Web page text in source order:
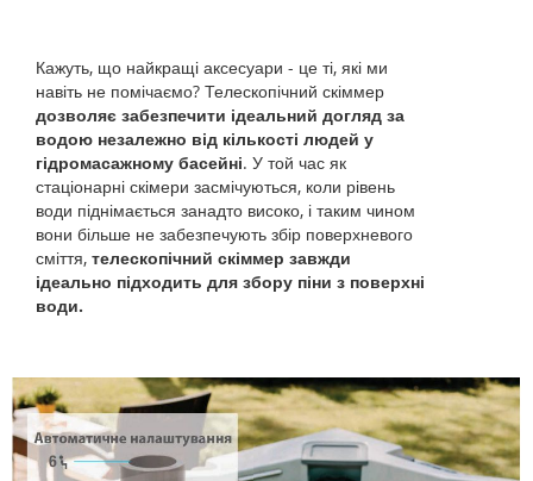
Кажуть, що найкращі аксесуари - це ті, які ми
навіть не помічаємо? Телескопічний скіммер
дозволяє забезпечити ідеальний догляд за
водою незалежно від кількості людей у
гідромасажному басейні. У той час як
стаціонарні скімери засмічуються, коли рівень
води піднімається занадто високо, і таким чином
вони більше не забезпечують збір поверхневого
сміття, телескопічний скіммер завжди
ідеально підходить для збору піни з поверхні
води.